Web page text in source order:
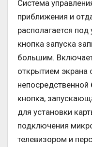
Система
приближения и
располагается
кнопка запуска
большим.
открытием экрана
непосредственной
кнопка,
для установки
подключения
телевизором и